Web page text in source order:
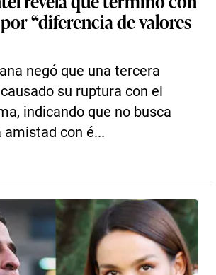
“diferencia de valores
negó que una tercera
su ruptura con el
indicando que no busca
con é...